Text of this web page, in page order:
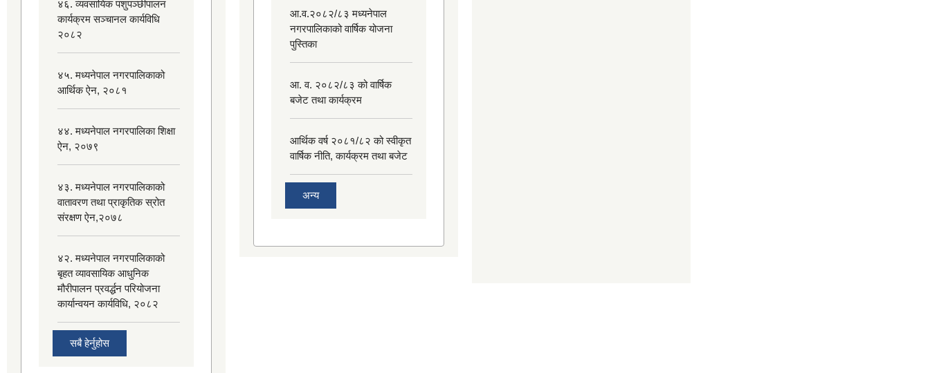
४६. व्यवसायिक पशुपञ्छीपालन
कार्यक्रम सञ्चानल कार्यविधि
२०८२
४५. मध्यनेपाल नगरपालिकाको
आर्थिक ऐन, २०८१
४४. मध्यनेपाल नगरपालिका शिक्षा
ऐन, २०७९
४३. मध्यनेपाल नगरपालिकाको
वातावरण तथा प्राकृतिक स्रोत
संरक्षण ऐन,२०७८
४२. मध्यनेपाल नगरपालिकाको
बृहत व्यावसायिक आधुनिक
मौरीपालन प्रवर्द्धन परियोजना
कार्यान्वयन कार्यविधि, २०८२
सबै हेर्नुहोस
आ.व.२०८२/८३ मध्यनेपाल
नगरपालिकाको वार्षिक योजना
पुस्तिका
आ. व. २०८२/८३ को वार्षिक
बजेट तथा कार्यक्रम
आर्थिक वर्ष २०८१/८२ को स्वीकृत
वार्षिक नीति, कार्यक्रम तथा बजेट
अन्य